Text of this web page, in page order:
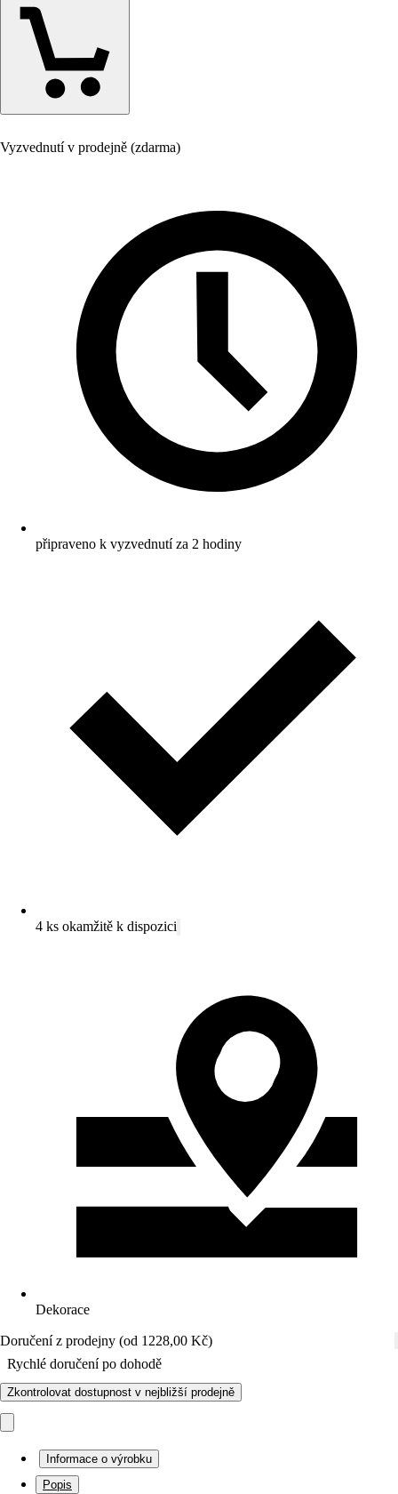
Vyzvednutí v prodejně (zdarma)
připraveno k vyzvednutí za 2 hodiny
4 ks okamžitě k dispozici
Dekorace
Doručení z prodejny (od 1228,00 Kč)
Rychlé doručení po dohodě
Zkontrolovat dostupnost v nejbližší prodejně
Informace o výrobku
Popis